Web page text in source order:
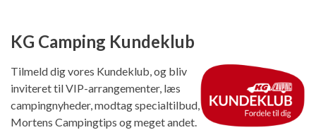
KG Camping Kundeklub
Tilmeld dig vores Kundeklub, og bliv
inviteret til VIP-arrangementer, læs
campingnyheder, modtag specialtilbud,
Mortens Campingtips og meget andet.